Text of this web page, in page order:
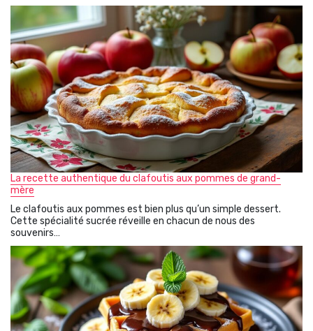
La recette authentique du clafoutis aux pommes de grand-
mère
Le clafoutis aux pommes est bien plus qu’un simple dessert.
Cette spécialité sucrée réveille en chacun de nous des
souvenirs…